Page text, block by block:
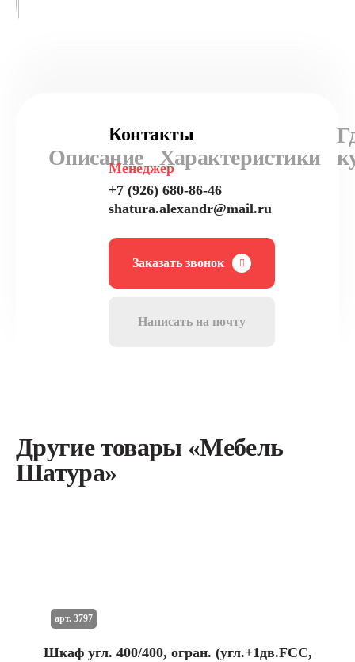
Описание Характеристики
Контакты
Менеджер
+7 (926) 680-86-46
shatura.alexandr@mail.ru
Заказать звонок
Написать на почту
Другие товары «Мебель
Шатура»
Шкаф угл. 400/400, огран. (угл.+1дв.FCC,
арт. 3797